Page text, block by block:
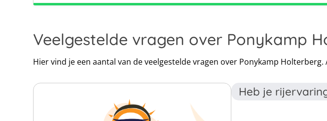
Veelgestelde vragen over Ponykamp
Hier vind je een aantal van de veelgestelde vragen over Ponykamp
Heb je